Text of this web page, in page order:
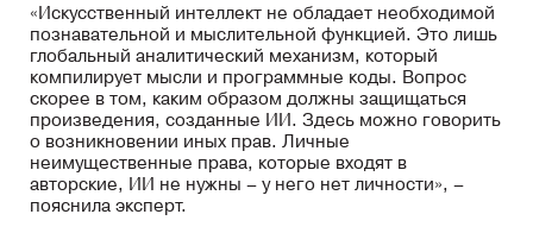
«Искусственный интеллект не обладает необходимой
познавательной и мыслительной функцией. Это лишь
глобальный аналитический механизм, который
компилирует мысли и программные коды. Вопрос
скорее в том, каким образом должны защищаться
произведения, созданные ИИ. Здесь можно говорить
о возникновении иных прав. Личные
неимущественные права, которые входят в
авторские, ИИ не нужны – у него нет личности», –
пояснила эксперт.